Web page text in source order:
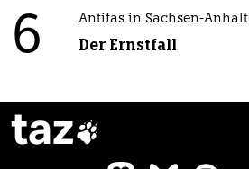
6 Antifas in Sachsen-Anhalt
Der Ernstfall
taz